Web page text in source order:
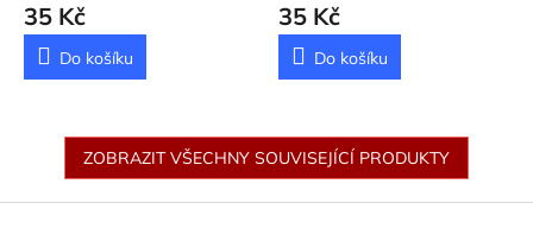
35 Kč
Do košíku
35 Kč
Do košíku
ZOBRAZIT VŠECHNY SOUVISEJÍCÍ PRODUKTY